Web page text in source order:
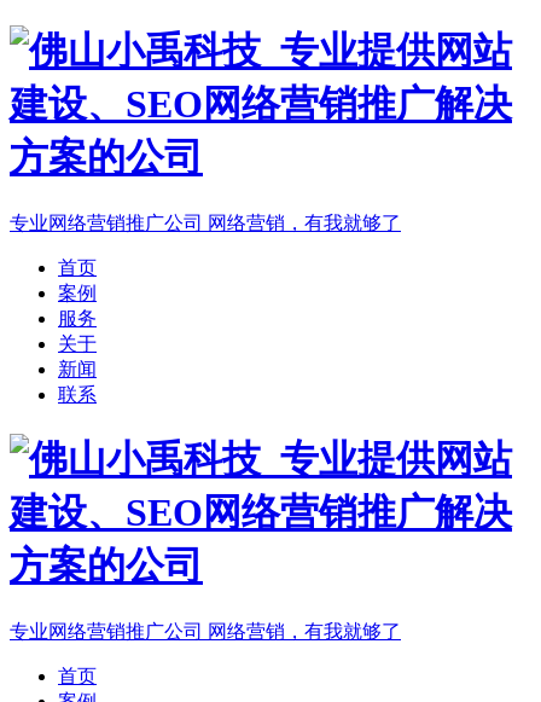
专业网络营销推广公司 网络营销，有我就够了
首页
案例
服务
关于
新闻
联系
专业网络营销推广公司 网络营销，有我就够了
首页